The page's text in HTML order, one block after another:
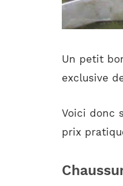
Un petit
exclusive
Voici donc
prix